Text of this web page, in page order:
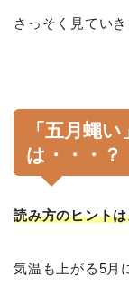
さっそく見ていき
「五月蠅
は・・・？
読み方のヒント
気温も上がる5月